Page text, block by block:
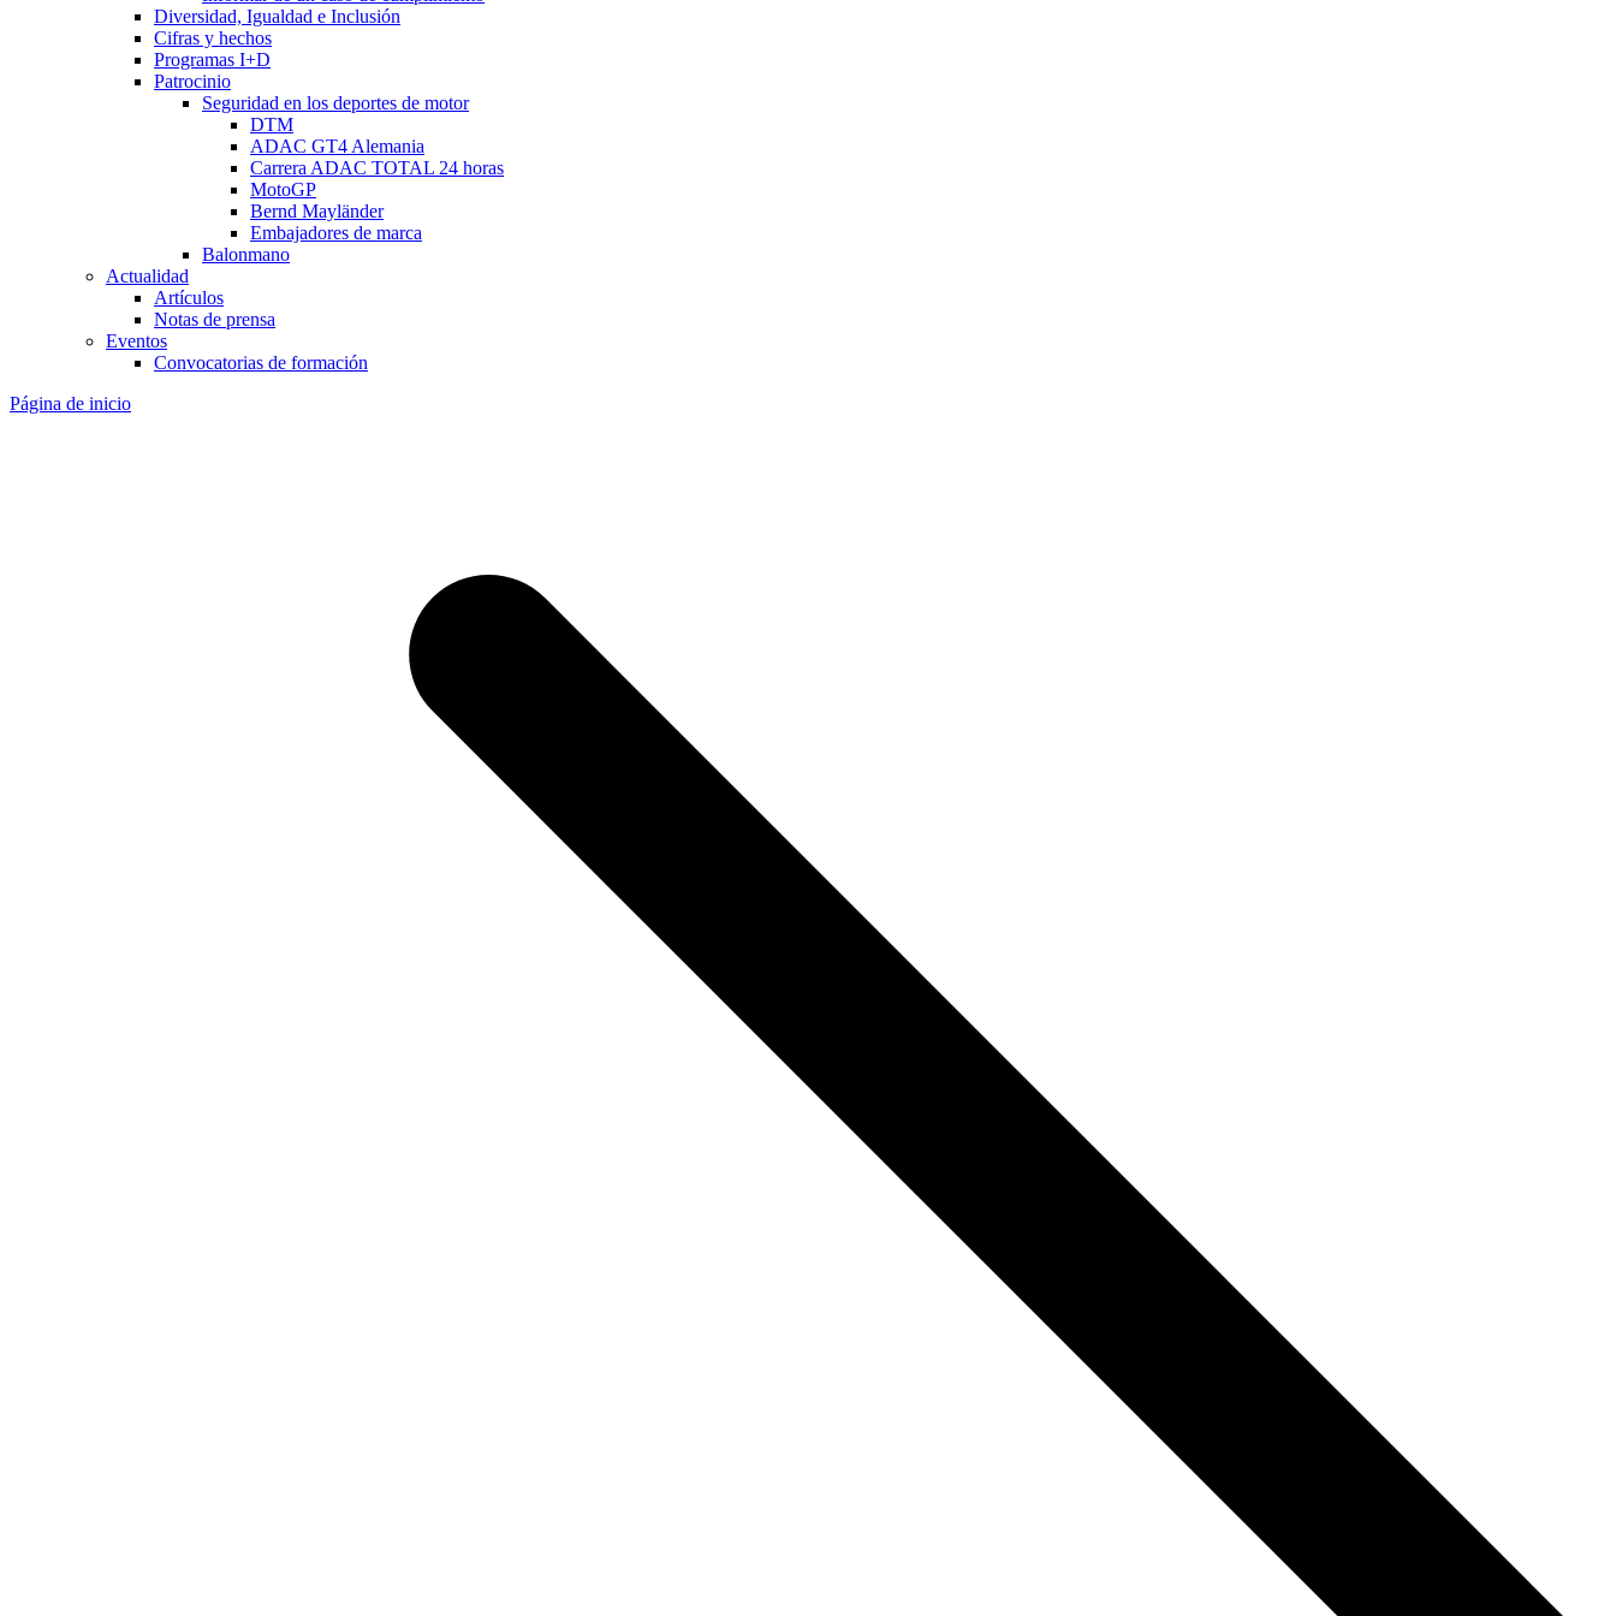
Diversidad, Igualdad e Inclusión
Cifras y hechos
Programas I+D
Patrocinio
Seguridad en los deportes de motor
DTM
ADAC GT4 Alemania
Carrera ADAC TOTAL 24 horas
MotoGP
Bernd Mayländer
Embajadores de marca
Balonmano
Actualidad
Artículos
Notas de prensa
Eventos
Convocatorias de formación
Página de inicio